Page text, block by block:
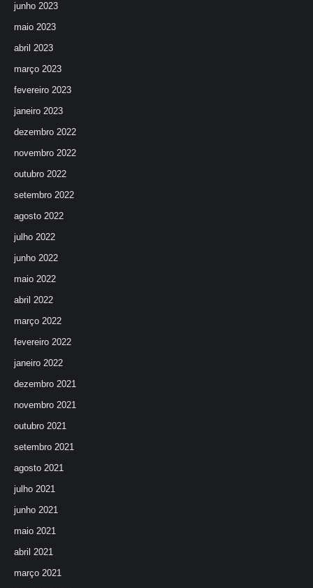
junho 2023
maio 2023
abril 2023
março 2023
fevereiro 2023
janeiro 2023
dezembro 2022
novembro 2022
outubro 2022
setembro 2022
agosto 2022
julho 2022
junho 2022
maio 2022
abril 2022
março 2022
fevereiro 2022
janeiro 2022
dezembro 2021
novembro 2021
outubro 2021
setembro 2021
agosto 2021
julho 2021
junho 2021
maio 2021
abril 2021
março 2021